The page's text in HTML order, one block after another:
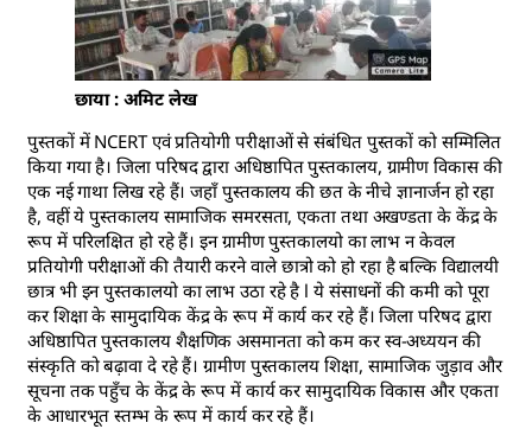
छाया : अमिट लेख
पुस्तकों में NCERT एवं प्रतियोगी परीक्षाओं से संबंधित पुस्तकों को सम्मिलित
किया गया है। जिला परिषद द्वारा अधिष्ठापित पुस्तकालय, ग्रामीण विकास की
एक नई गाथा लिख रहे हैं। जहाँ पुस्तकालय की छत के नीचे ज्ञानार्जन हो रहा
है, वहीं ये पुस्तकालय सामाजिक समरसता, एकता तथा अखण्डता के केंद्र के
रूप में परिलक्षित हो रहे हैं। इन ग्रामीण पुस्तकालयो का लाभ न केवल
प्रतियोगी परीक्षाओं की तैयारी करने वाले छात्रो को हो रहा है बल्कि विद्यालयी
छात्र भी इन पुस्तकालयो का लाभ उठा रहे है l ये संसाधनों की कमी को पूरा
कर शिक्षा के सामुदायिक केंद्र के रूप में कार्य कर रहे हैं। जिला परिषद द्वारा
अधिष्ठापित पुस्तकालय शैक्षणिक असमानता को कम कर स्व-अध्ययन की
संस्कृति को बढ़ावा दे रहे हैं। ग्रामीण पुस्तकालय शिक्षा, सामाजिक जुड़ाव और
सूचना तक पहुँच के केंद्र के रूप में कार्य कर सामुदायिक विकास और एकता
के आधारभूत स्तम्भ के रूप में कार्य कर रहे हैं।